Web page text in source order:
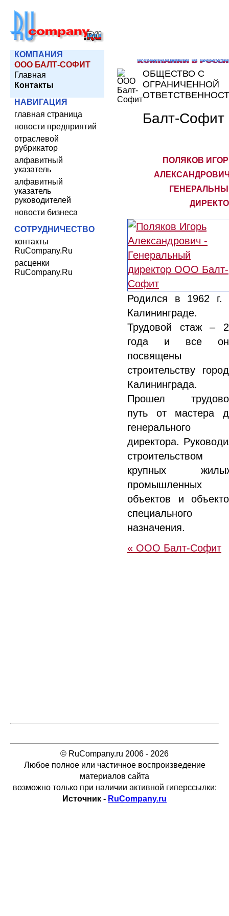
КОМПАНИЯ
ООО БАЛТ-СОФИТ
Главная
Контакты
НАВИГАЦИЯ
главная страница
новости предприятий
отраслевой
рубрикатор
алфавитный
указатель
алфавитный
указатель
руководителей
новости бизнеса
СОТРУДНИЧЕСТВО
контакты
RuCompany.Ru
расценки
RuCompany.Ru
ОБЩЕСТВО С
ОГРАНИЧЕННОЙ
Балт-Софит
ПОЛЯКОВ
Родился в 1962 г.
Калининграде.
Трудовой стаж –
года и все
посвящены
строительству
Калининграда.
Прошел
путь от мастера
генерального
директора.
строительством
крупных
промышленных
объектов и
специального
назначения.
« ООО Балт-Софит
© RuCompany.ru 2006 - 2026
Любое полное или частичное воспроизведение
материалов сайта
возможно только при наличии активной гиперссылки:
Источник - RuCompany.ru